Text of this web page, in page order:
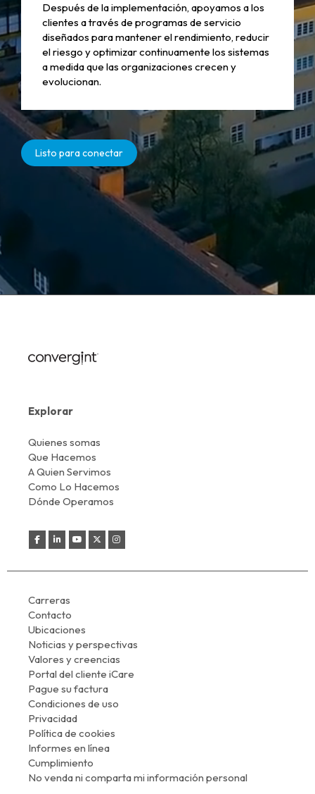
Después de la implementación, apoyamos a los
clientes a través de programas de servicio
diseñados para mantener el rendimiento, reducir
el riesgo y optimizar continuamente los sistemas
a medida que las organizaciones crecen y
evolucionan.
Listo para conectar
Explorar
Quienes somas
Que Hacemos
A Quien Servimos
Como Lo Hacemos
Dónde Operamos
Carreras
Contacto
Ubicaciones
Noticias y perspectivas
Valores y creencias
Portal del cliente iCare
Pague su factura
Condiciones de uso
Privacidad
Política de cookies
Informes en línea
Cumplimiento
No venda ni comparta mi información personal